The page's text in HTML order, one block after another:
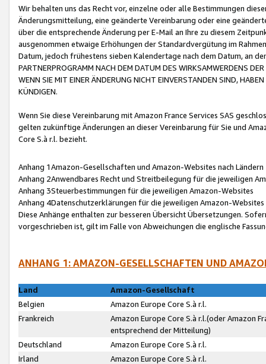
Wir behalten uns das Recht vor, einzelne oder alle Bestimmungen
Änderungsmitteilung, eine geänderte Vereinbarung oder eine
über die entsprechende Änderung per E-Mail an Ihre zu diesem
ausgenommen etwaige Erhöhungen der Standardvergütung im
Datum, jedoch frühestens sieben Kalendertage nach dem Datum, an
PARTNERPROGRAMM NACH DEM DATUM DES WIRKSAMWERDENS
WENN SIE MIT EINER ÄNDERUNG NICHT EINVERSTANDEN SIND,
KÜNDIGEN.
Wenn Sie diese Vereinbarung mit Amazon France Services SAS
gelten zukünftige Änderungen an dieser Vereinbarung für Sie und
Core S.à r.l. bezieht.
Anhang 1Amazon-Gesellschaften und Amazon-Websites nach Ländern
Anhang 2Anwendbares Recht und Streitbeilegung für die jeweiligen
Anhang 3Steuerbestimmungen für die jeweiligen Amazon-Websites
Anhang 4Datenschutzerklärungen für die jeweiligen Amazon-Websites
Diese Anhänge enthalten zur besseren Übersicht Übersetzungen.
vorgeschrieben ist, gilt im Falle von Abweichungen die englische
ANHANG 1: AMAZON-GESELLSCHAFTEN UND
Land
Amazon-Gesellschaft
Belgien
Amazon Europe Core S.à r.l.
Frankreich
Amazon Europe Core S.à r.l.(oder Amazon
entsprechend der Mitteilung)
Deutschland
Amazon Europe Core S.à r.l.
Irland
Amazon Europe Core S.à r.l.